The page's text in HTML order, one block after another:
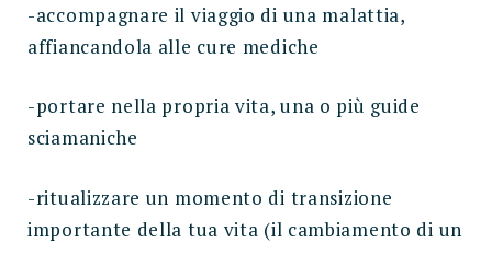
-accompagnare il viaggio di una malattia,
affiancandola alle cure mediche
-portare nella propria vita, una o più guide
sciamaniche
-ritualizzare un momento di transizione
importante della tua vita (il cambiamento di un